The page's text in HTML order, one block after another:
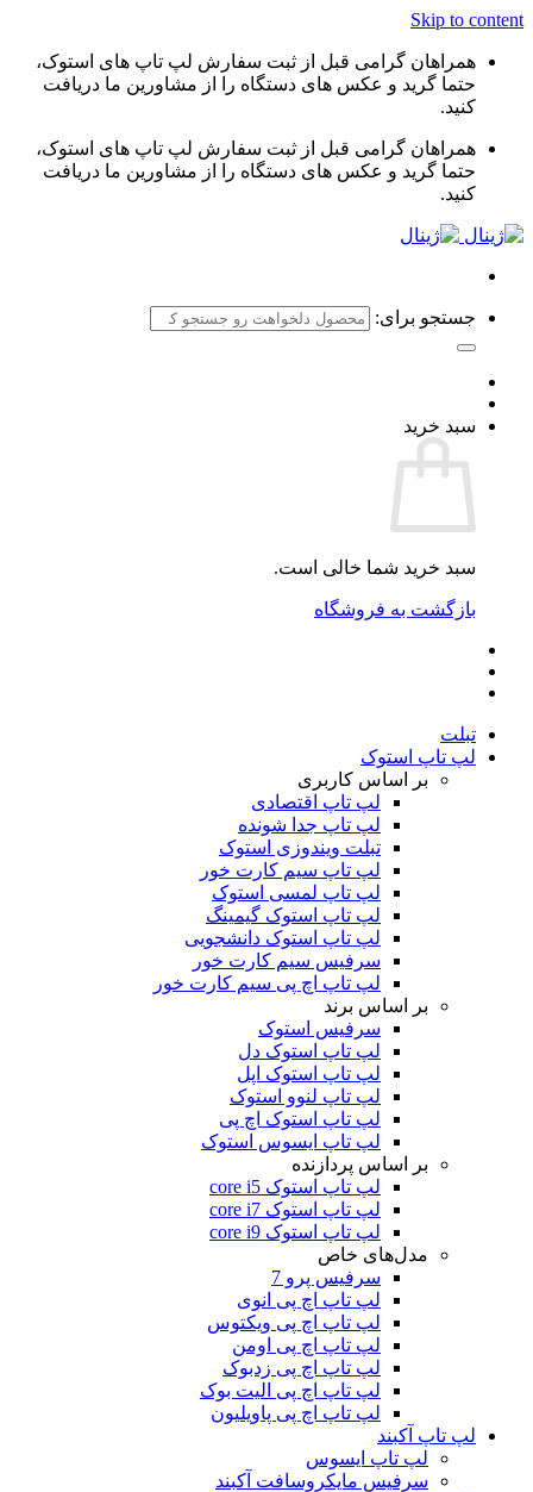
Skip to content
همراهان گرامی قبل از ثبت سفارش لپ تاپ های استوک،
حتما گرید و عکس های دستگاه را از مشاورین ما دریافت
کنید.
همراهان گرامی قبل از ثبت سفارش لپ تاپ های استوک،
حتما گرید و عکس های دستگاه را از مشاورین ما دریافت
کنید.
جستجو برای:
سبد خرید
سبد خرید شما خالی است.
بازگشت به فروشگاه
تبلت
لپ تاپ استوک
بر اساس کاربری
لپ تاپ اقتصادی
لپ تاپ جدا شونده
تبلت ویندوزی استوک
لپ تاپ سیم کارت خور
لپ تاپ لمسی استوک
لپ تاپ استوک گیمینگ
لپ تاپ استوک دانشجویی
سرفیس سیم کارت خور
لپ تاپ اچ پی سیم کارت خور
بر اساس برند
سرفیس استوک
لپ تاپ استوک دل
لپ تاپ استوک اپل
لپ تاپ لنوو استوک
لپ تاپ استوک اچ پی
لپ تاپ ایسوس استوک
بر اساس پردازنده
لپ تاپ استوک core i5
لپ تاپ استوک core i7
لپ تاپ استوک core i9
مدل‌های خاص
سرفیس پرو 7
لپ تاپ اچ پی انوی
لپ تاپ اچ پی ویکتوس
لپ تاپ اچ پی اومن
لپ تاپ اچ پی زدبوک
لپ تاپ اچ پی الیت بوک
لپ تاپ اچ پی پاویلیون
لپ تاپ آکبند
لپ تاپ ایسوس
سرفیس مایکروسافت آکبند